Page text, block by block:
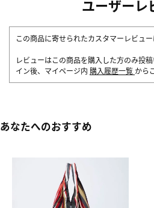
ユーザーレ
この商品に寄せられたカスタマーレビュー
レビューはこの商品を購入した方のみ投
イン後、マイページ内 購入履歴一覧 から
あなたへのおすすめ